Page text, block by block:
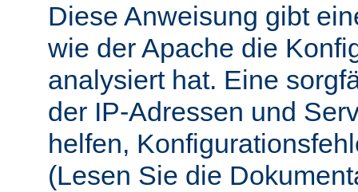
Diese Anweisung gibt
wie der Apache die
analysiert hat. Eine
der IP-Adressen und
helfen,
(Lesen Sie die